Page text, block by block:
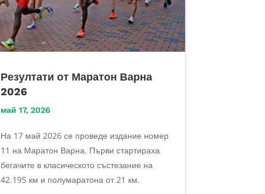
Резултати от Маратон Варна
2026
май 17, 2026
На 17 май 2026 се проведе издание номер
11 на Маратон Варна. Първи стартираха
бегачите в класическото състезание на
42.195 км и полумаратона от 21 км.